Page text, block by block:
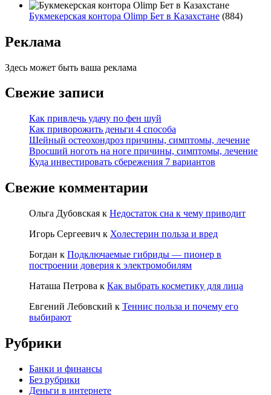
Букмекерская контора Olimp Бет в Казахстане (884)
Реклама
Здесь может быть ваша реклама
Свежие записи
Как привлечь удачу по фен шуй
Как приворожить деньги 4 способа
Шейный остеохондроз причины, симптомы, лечение
Вросший ноготь на ноге причины, симптомы, лечение
Куда инвестировать сбережения 7 вариантов
Свежие комментарии
Ольга Дубовская к Недостаток сна к чему приводит
Игорь Сергеевич к Холестерин польза и вред
Богдан к Подключаемые гибриды — пионер в
построении доверия к электромобилям
Наташа Петрова к Как выбрать косметику для лица
Евгений Лебовский к Теннис польза и почему его
выбирают
Рубрики
Банки и финансы
Без рубрики
Деньги в интернете